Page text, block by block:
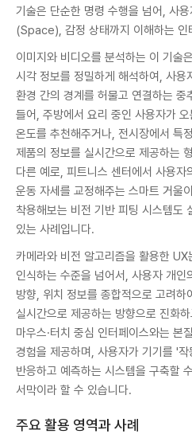
기술은 단순한 명령 수행을 넘어, 사
(Space), 감정 상태까지 이해하는 인
이미지와 비디오를 분석하는 이 기술
시각 정보를 정밀하게 해석하여, 사용
환경 간의 경계를 허물고 연결하는 중
들어, 주방에서 요리 중인 사용자가
온도를 추천해주거나, 전시장에서 특
제품의 정보를 실시간으로 제공하는
다른 예로, 피트니스 센터에서 사용자
운동 자세를 교정해주는 스마트 거울
착용해보는 비전 기반 피팅 시스템도
있는 사례입니다.
카메라와 비전 알고리즘을 활용한
인식하는 수준을 넘어서, 사용자 개인
방향, 위치 정보를 종합적으로 고려하
실시간으로 제공하는 방향으로 진화
마우스·터치 중심 인터페이스와는 본
경험을 제공하며, 사용자가 기기를 '
반응하고 예측하는 시스템을 구축할
서막이라 할 수 있습니다.
주요 활용 영역과 사례